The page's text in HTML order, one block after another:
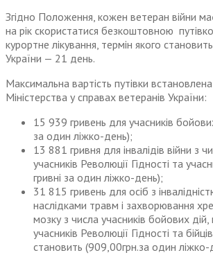
Згідно Положення, кожен ветеран війни
на рік скористатися безкоштовною
курортне лікування, термін якого
України — 21 день.
Максимальна вартість путівки
Міністерства у справах ветеранів України:
15 939 гривень для учасників
за один ліжко-день);
13 881 гривня для інвалідів війни з
учасників Революції Гідності та
гривні за один ліжко-день);
31 815 гривень для осіб з
наслідками травм і захворювання
мозку з числа учасників бойових
учасників Революції Гідності та
становить (909,00грн.за один ліжко-